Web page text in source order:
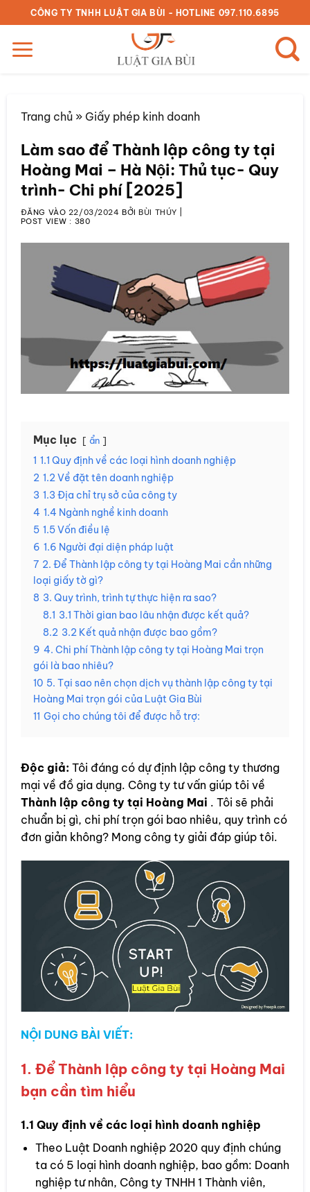
qua
nội
dung
CÔNG TY TNHH LUẬT GIA BÙI - HOTLINE 097.110.6895
Trang chủ» Giấy phép kinh doanh
Làm sao để Thành lập công ty tại
Hoàng Mai – Hà Nội: Thủ tục- Quy
trình- Chi phí [2025]
ĐĂNG VÀO 22/03/2024 BỞIBÙI THÚY
POST VIEW : 380
Mục lục ẩn
1 1.1 Quy định về các loại hình doanh nghiệp
2 1.2 Về đặt tên doanh nghiệp
3 1.3 Địa chỉ trụ sở của công ty
4 1.4 Ngành nghề kinh doanh
5 1.5 Vốn điều lệ
6 1.6 Người đại diện pháp luật
7 2. Để Thành lập công ty tại Hoàng Mai cần những
loại giấy tờ gì?
8 3. Quy trình, trình tự thực hiện ra sao?
8.1 3.1 Thời gian bao lâu nhận được kết quả?
8.2 3.2 Kết quả nhận được bao gồm?
9 4. Chi phí Thành lập công ty tại Hoàng Mai trọn
gói là bao nhiêu?
10 5. Tại sao nên chọn dịch vụ thành lập công ty tại
Hoàng Mai trọn gói của Luật Gia Bùi
11 Gọi cho chúng tôi để được hỗ trợ:
Độc giả: Tôi đáng có dự định lập công ty thương
mại về đồ gia dụng. Công ty tư vấn giúp tôi về
Thành lập công ty tại Hoàng Mai . Tôi sẽ phải
chuẩn bị gì, chi phí trọn gói bao nhiêu, quy trình có
đơn giản không? Mong công ty giải đáp giúp tôi.
NỘI DUNG BÀI VIẾT:
1. Để Thành lập công ty tại Hoàng Mai
bạn cần tìm hiểu
1.1 Quy định về các loại hình doanh nghiệp
Theo Luật Doanh nghiệp 2020 quy định chúng
ta có 5 loại hình doanh nghiệp, bao gồm: Doanh
nghiệp tư nhân, Công ty TNHH 1 Thành viên,